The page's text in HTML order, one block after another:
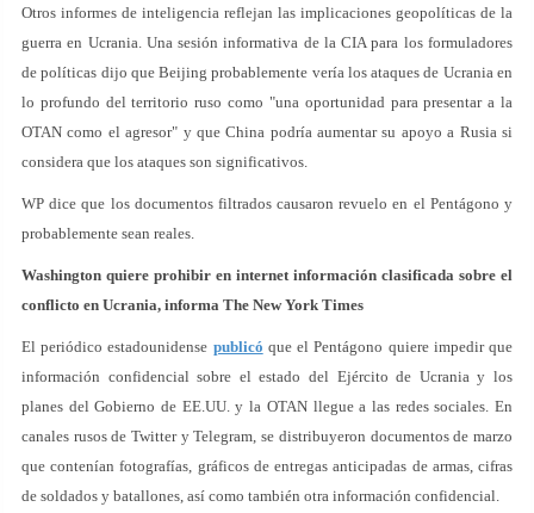
Otros informes de inteligencia reflejan las implicaciones geopolíticas de la
guerra en Ucrania. Una sesión informativa de la CIA para los formuladores
de políticas dijo que Beijing probablemente vería los ataques de Ucrania en
lo profundo del territorio ruso como "una oportunidad para presentar a la
OTAN como el agresor" y que China podría aumentar su apoyo a Rusia si
considera que los ataques son significativos.
WP dice que los documentos filtrados causaron revuelo en el Pentágono y
probablemente sean reales.
Washington quiere prohibir en internet información clasificada sobre el
conflicto en Ucrania, informa The New York Times
El periódico estadounidense publicó que el Pentágono quiere impedir que
información confidencial sobre el estado del Ejército de Ucrania y los
planes del Gobierno de EE.UU. y la OTAN llegue a las redes sociales. En
canales rusos de Twitter y Telegram, se distribuyeron documentos de marzo
que contenían fotografías, gráficos de entregas anticipadas de armas, cifras
de soldados y batallones, así como también otra información confidencial.